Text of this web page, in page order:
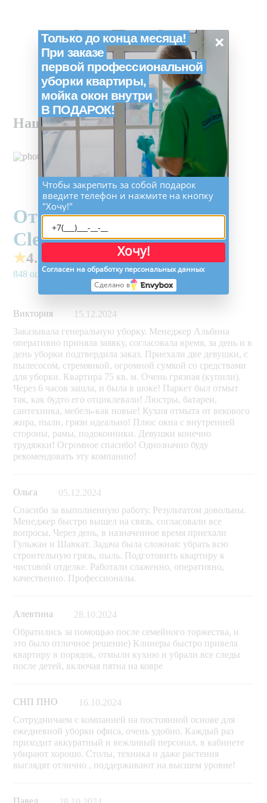
Наши благодарности
Отзывы
CleanDom
★4.9
848 оценок
Виктория
15.12.2024
Заказывала генеральную уборку. Менеджер Альбина
оперативно приняла заявку, согласовала время, за день и в
день уборки подтвердила заказ. Приехали две девушки, с
пылесосом, стремянкой, огромной сумкой со средствами
для уборки. Квартира 75 кв. м. Очень грязная (купили).
Через 6 часов зашла, и была в шоке! Паркет был отмыт
так, как будто его отциклевали! Люстры, батареи,
сантехника, мебель-как новые! Кухня отмыта от векового
жира, пыли, грязи идеально! Плюс окна с внутренней
стороны, рамы, подоконники. Девушки конечно
трудяжки! Огромное спасибо! Однозначно буду
рекомендовать эту компанию!
Ольга
05.12.2024
Спасибо за выполненную работу. Результатом довольны.
Менеджер быстро вышел на связь, согласовали все
вопросы. Через день, в назначенное время приехали
Гульжан и Шавкат. Задача была сложная: убрать всю
строительную грязь, пыль. Подготовить квартиру к
чистовой отделке. Работали слаженно, оперативно,
качественно. Профессионалы.
Алевтина
28.10.2024
Обратились за помощью после семейного торжества, и
это было отличное решение) Клинеры быстро привела
квартиру в порядок, отмыли кухню и убрали все следы
после детей, включая пятна на ковре
СНП ПНО
16.10.2024
Сотрудничаем с компанией на постоянной основе для
ежедневной уборки офиса, очень удобно. Каждый раз
приходит аккуратный и вежливый персонал, в кабинете
убирают хорошо. Столы, техника и даже растения
выглядят отлично , поддерживают на высшем уровне!
Только до конца месяца!
При заказе
первой профессиональной
уборки квартиры,
мойка окон внутри
В ПОДАРОК!
×
Чтобы закрепить за собой подарок
введите телефон и нажмите на кнопку
"Хочу!"
Хочу!
Согласен на обработку персональных данных
Сделано в